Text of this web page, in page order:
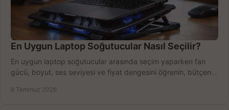
En Uygun Laptop Soğutucular Nasıl Seçilir?
En uygun laptop soğutucular arasında seçim yaparken fan
gücü, boyut, ses seviyesi ve fiyat dengesini öğrenin, bütçenizi
6 Temmuz 2026